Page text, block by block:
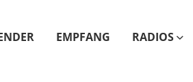
EMPFANG RADIOS